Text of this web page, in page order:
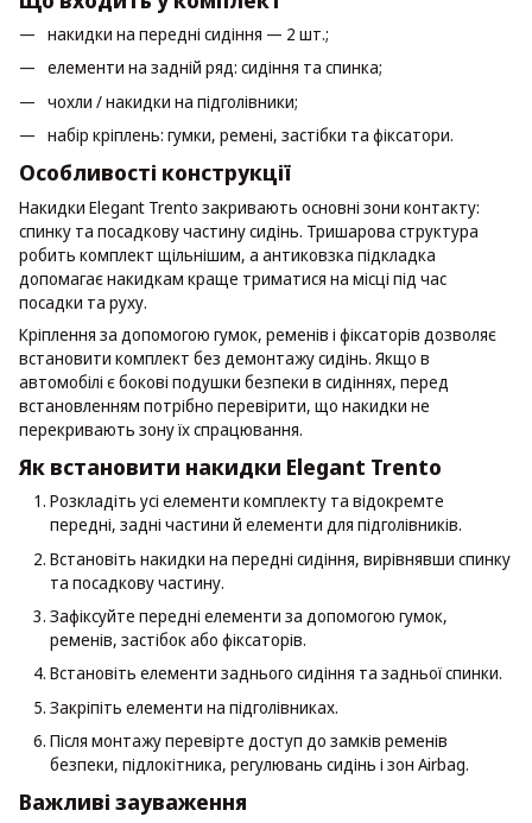
накидки на передні сидіння — 2 шт.;
елементи на задній ряд: сидіння та спинка;
чохли / накидки на підголівники;
набір кріплень: гумки, ремені, застібки та фіксатори.
Особливості конструкції
Накидки Elegant Trento закривають основні зони контакту:
спинку та посадкову частину сидінь. Тришарова структура
робить комплект щільнішим, а антиковзка підкладка
допомагає накидкам краще триматися на місці під час
посадки та руху.
Кріплення за допомогою гумок, ременів і фіксаторів дозволяє
встановити комплект без демонтажу сидінь. Якщо в
автомобілі є бокові подушки безпеки в сидіннях, перед
встановленням потрібно перевірити, що накидки не
перекривають зону їх спрацювання.
Як встановити накидки Elegant Trento
Розкладіть усі елементи комплекту та відокремте
передні, задні частини й елементи для підголівників.
Встановіть накидки на передні сидіння, вирівнявши спинку
та посадкову частину.
Зафіксуйте передні елементи за допомогою гумок,
ременів, застібок або фіксаторів.
Встановіть елементи заднього сидіння та задньої спинки.
Закріпіть елементи на підголівниках.
Після монтажу перевірте доступ до замків ременів
безпеки, підлокітника, регулювань сидінь і зон Airbag.
Важливі зауваження